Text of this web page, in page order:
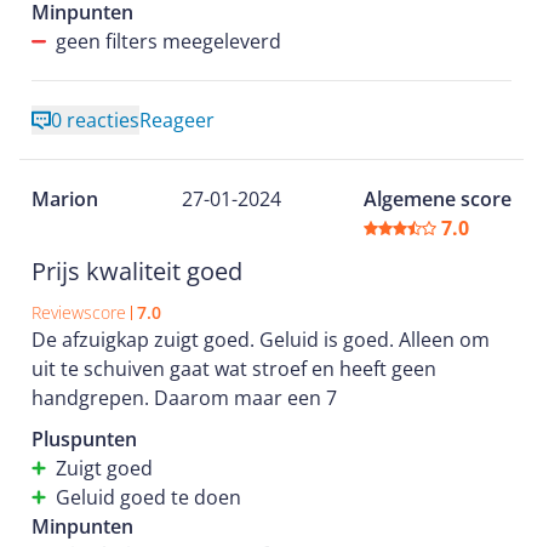
Minpunten
geen filters meegeleverd
0 reactiesReageer
Marion 27-01-2024
Algemene score
7.0
Prijs kwaliteit goed
Reviewscore 7.0
De afzuigkap zuigt goed. Geluid is goed. Alleen om
uit te schuiven gaat wat stroef en heeft geen
handgrepen. Daarom maar een 7
Pluspunten
Zuigt goed
Geluid goed te doen
Minpunten